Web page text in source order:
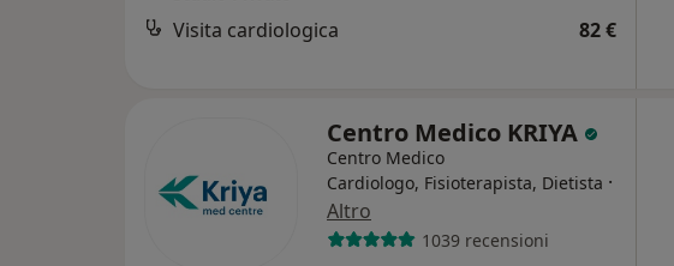
Visita cardiologica 82 €
Centro Medico KRIYA
Centro Medico
Cardiologo, Fisioterapista, Dietista ·
Altro
1039 recensioni